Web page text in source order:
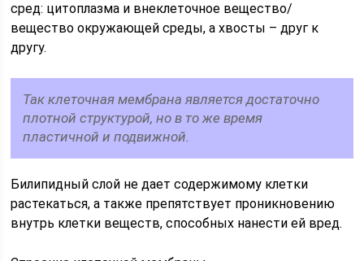
сред: цитоплазма и внеклеточное вещество/
вещество окружающей среды, а хвосты – друг к
другу.
Так клеточная мембрана является достаточно
плотной структурой, но в то же время
пластичной и подвижной.
Билипидный слой не дает содержимому клетки
растекаться, а также препятствует проникновению
внутрь клетки веществ, способных нанести ей вред.